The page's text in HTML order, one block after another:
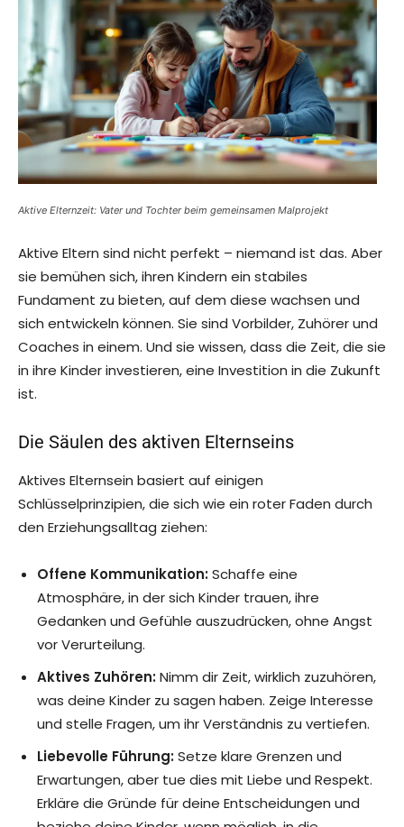
Aktive Elternzeit: Vater und Tochter beim gemeinsamen Malprojekt
Aktive Eltern sind nicht perfekt – niemand ist das. Aber
sie bemühen sich, ihren Kindern ein stabiles
Fundament zu bieten, auf dem diese wachsen und
sich entwickeln können. Sie sind Vorbilder, Zuhörer und
Coaches in einem. Und sie wissen, dass die Zeit, die sie
in ihre Kinder investieren, eine Investition in die Zukunft
ist.
Die Säulen des aktiven Elternseins
Aktives Elternsein basiert auf einigen
Schlüsselprinzipien, die sich wie ein roter Faden durch
den Erziehungsalltag ziehen:
Offene Kommunikation:Schaffe eine
Atmosphäre, in der sich Kinder trauen, ihre
Gedanken und Gefühle auszudrücken, ohne Angst
vor Verurteilung.
Aktives Zuhören:Nimm dir Zeit, wirklich zuzuhören,
was deine Kinder zu sagen haben. Zeige Interesse
und stelle Fragen, um ihr Verständnis zu vertiefen.
Liebevolle Führung:Setze klare Grenzen und
Erwartungen, aber tue dies mit Liebe und Respekt.
Erkläre die Gründe für deine Entscheidungen und